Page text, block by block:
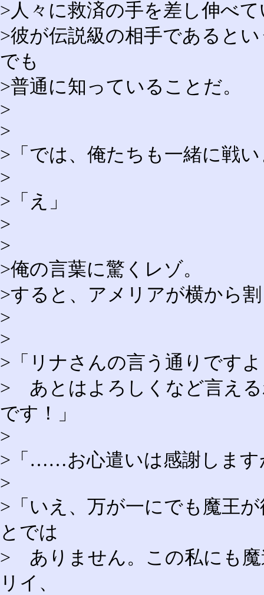
>人々に救済の手を差し伸べ
>彼が伝説級の相手であると
でも
>普通に知っていることだ。
>
>
>「では、俺たちも一緒に戦
>
>「え」
>
>
>俺の言葉に驚くレゾ。
>すると、アメリアが横から
>
>
>「リナさんの言う通りです
> あとはよろしくなど言え
です！」
>
>「……お心遣いは感謝します
>
>「いえ、万が一にでも魔王
とでは
> ありません。この私にも
リイ、